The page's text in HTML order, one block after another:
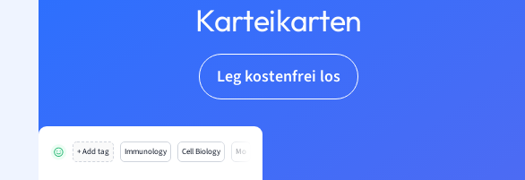
Karteikarten
Leg kostenfrei los
+ Add tag Immunology Cell Biology Mo